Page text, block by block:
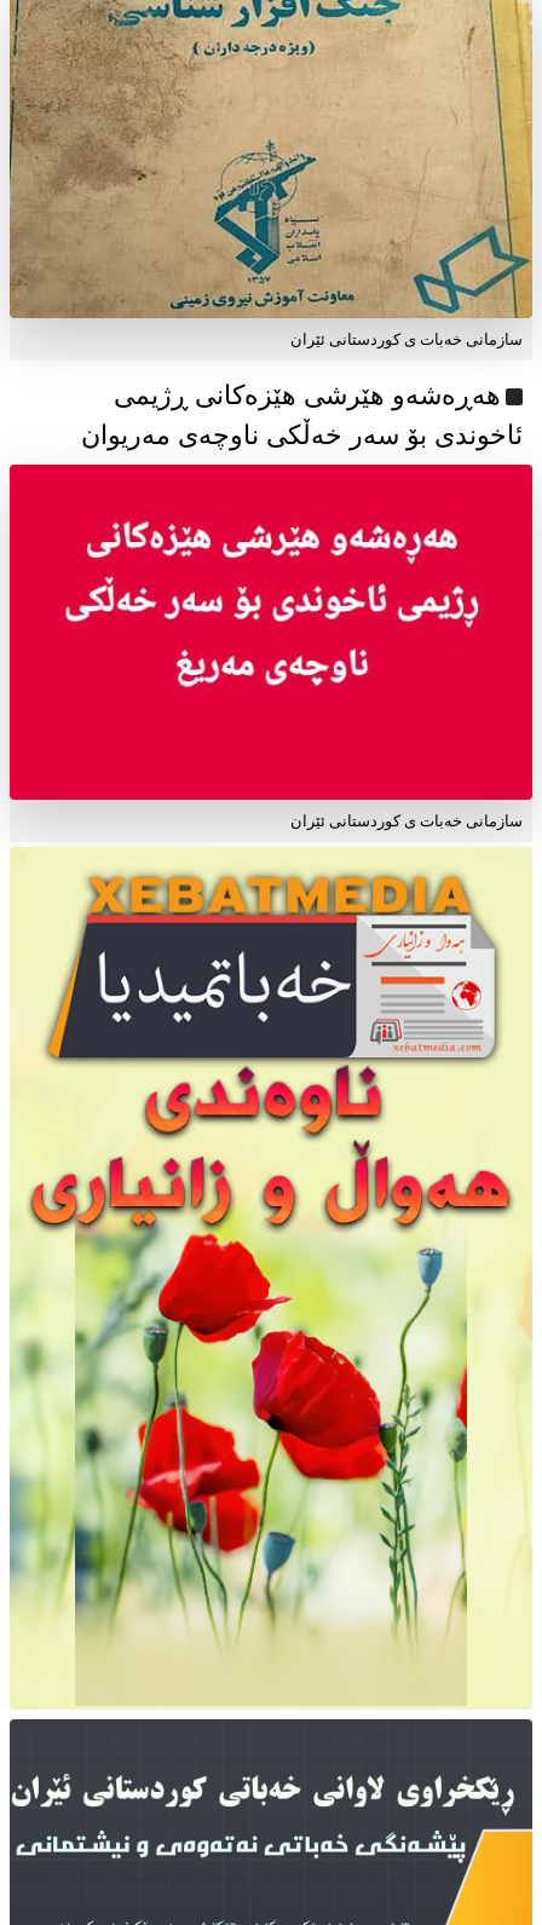
سازمانی خەبات ی كوردستانی ئێران
هەڕەشەو هێرشی هێزەکانی ڕژیمی
ئاخوندی بۆ سەر خەڵکی ناوچەی مەریوان
سازمانی خەبات ی کوردستانی ئێران